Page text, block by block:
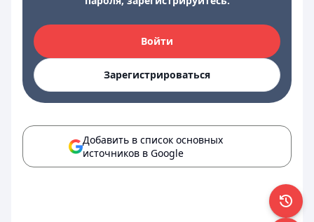
Войти
Зарегистрироваться
Добавить в список основных
источников в Google